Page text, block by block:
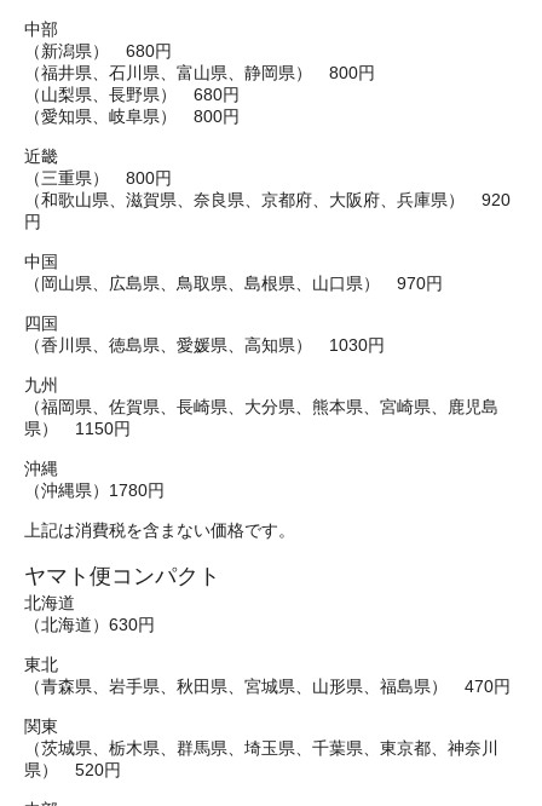
中部
（新潟県） 680円
（福井県、石川県、富山県、静岡県） 800円
（山梨県、長野県） 680円
（愛知県、岐阜県） 800円
近畿
（三重県） 800円
（和歌山県、滋賀県、奈良県、京都府、大阪府、兵庫県） 920
円
中国
（岡山県、広島県、鳥取県、島根県、山口県） 970円
四国
（香川県、徳島県、愛媛県、高知県） 1030円
九州
（福岡県、佐賀県、長崎県、大分県、熊本県、宮崎県、鹿児島
県） 1150円
沖縄
（沖縄県）1780円
上記は消費税を含まない価格です。
ヤマト便コンパクト
北海道
（北海道）630円
東北
（青森県、岩手県、秋田県、宮城県、山形県、福島県） 470円
関東
（茨城県、栃木県、群馬県、埼玉県、千葉県、東京都、神奈川
県） 520円